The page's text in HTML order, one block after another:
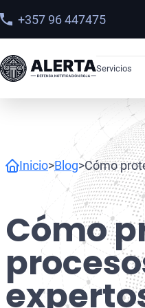
+357 96 447475
Servicios
Inicio>Blog>Cómo
Cómo